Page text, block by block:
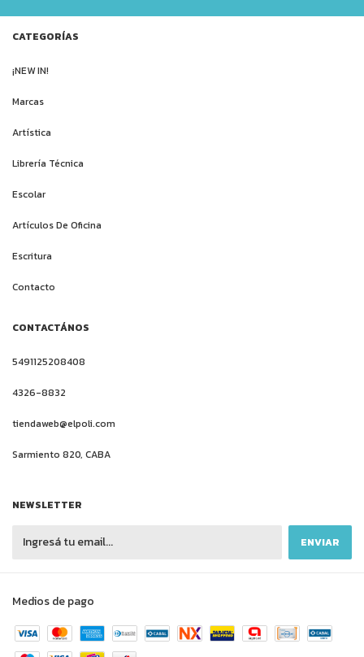
CATEGORÍAS
¡NEW IN!
Marcas
Artística
Librería Técnica
Escolar
Artículos De Oficina
Escritura
Contacto
CONTACTÁNOS
5491125208408
4326-8832
tiendaweb@elpoli.com
Sarmiento 820, CABA
NEWSLETTER
Medios de pago